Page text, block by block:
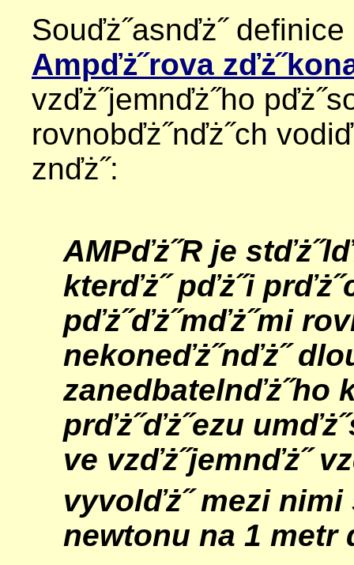
Souďż˝asnďż˝
Ampďż˝rova
vzďż˝jemnďż˝ho
rovnobďż˝nďż˝ch
znďż˝:
AMPďż˝R je
kterďż˝ pďż˝i
pďż˝ďż˝mďż˝mi
nekoneďż˝nďż˝
zanedbatelnďż˝ho
prďż˝ďż˝ezu
ve vzďż˝jemnďż˝
vyvolďż˝ mezi nimi
newtonu na 1 metr